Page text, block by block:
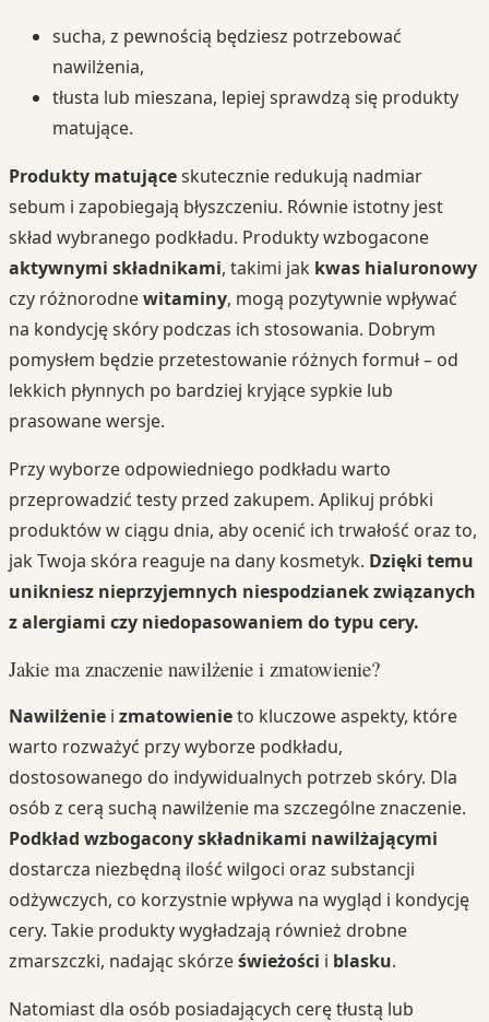
sucha, z pewnością będziesz potrzebować
nawilżenia,
tłusta lub mieszana, lepiej sprawdzą się produkty
matujące.
Produkty matująceskutecznie redukują nadmiar
sebum i zapobiegają błyszczeniu. Równie istotny jest
skład wybranego podkładu. Produkty wzbogacone
aktywnymi składnikami, takimi jak kwas hialuronowy
czy różnorodnewitaminy, mogą pozytywnie wpływać
na kondycję skóry podczas ich stosowania. Dobrym
pomysłem będzie przetestowanie różnych formuł – od
lekkich płynnych po bardziej kryjące sypkie lub
prasowane wersje.
Przy wyborze odpowiedniego podkładu warto
przeprowadzić testy przed zakupem. Aplikuj próbki
produktów w ciągu dnia, aby ocenić ich trwałość oraz to,
jak Twoja skóra reaguje na dany kosmetyk. Dzięki temu
unikniesz nieprzyjemnych niespodzianek związanych
z alergiami czy niedopasowaniem do typu cery.
Jakie ma znaczenie nawilżenie i zmatowienie?
Nawilżenie i zmatowienieto kluczowe aspekty, które
warto rozważyć przy wyborze podkładu,
dostosowanego do indywidualnych potrzeb skóry. Dla
osób z cerą suchą nawilżenie ma szczególne znaczenie.
Podkład wzbogacony składnikami nawilżającymi
dostarcza niezbędną ilość wilgoci oraz substancji
odżywczych, co korzystnie wpływa na wygląd i kondycję
cery. Takie produkty wygładzają również drobne
zmarszczki, nadając skórześwieżości i blasku.
Natomiast dla osób posiadających cerę tłustą lub